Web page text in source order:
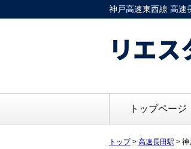
神戸高速東西線 高
リエス
トップページ
トップ> 高速長田駅 > 神